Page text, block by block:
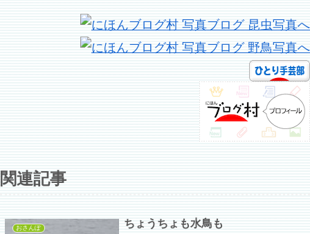
関連記事
おさんぽ ちょうちょも水鳥も